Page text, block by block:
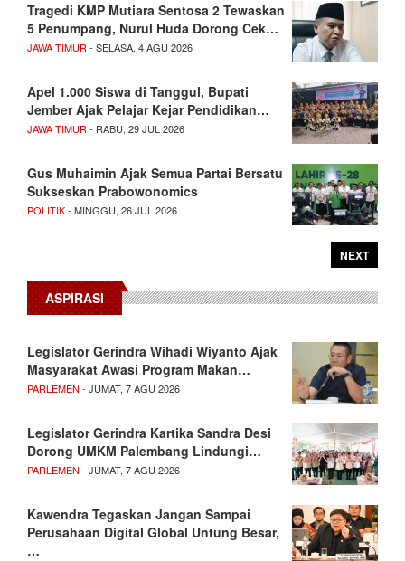
Tragedi KMP Mutiara Sentosa 2 Tewaskan
5 Penumpang, Nurul Huda Dorong Cek…
JAWA TIMUR - SELASA, 4 AGU 2026
Apel 1.000 Siswa di Tanggul, Bupati
Jember Ajak Pelajar Kejar Pendidikan…
JAWA TIMUR - RABU, 29 JUL 2026
Gus Muhaimin Ajak Semua Partai Bersatu
Sukseskan Prabowonomics
POLITIK- MINGGU, 26 JUL 2026
NEXT
ASPIRASI
Legislator Gerindra Wihadi Wiyanto Ajak
Masyarakat Awasi Program Makan…
PARLEMEN - JUMAT, 7 AGU 2026
Legislator Gerindra Kartika Sandra Desi
Dorong UMKM Palembang Lindungi…
PARLEMEN - JUMAT, 7 AGU 2026
Kawendra Tegaskan Jangan Sampai
Perusahaan Digital Global Untung Besar,
…